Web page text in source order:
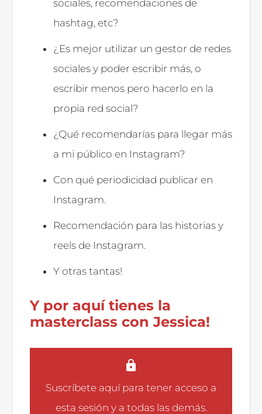
sociales, recomendaciones de
hashtag, etc?
¿Es mejor utilizar un gestor de redes
sociales y poder escribir más, o
escribir menos pero hacerlo en la
propia red social?
¿Qué recomendarías para llegar más
a mi público en Instagram?
Con qué periodicidad publicar en
Instagram.
Recomendación para las historias y
reels de Instagram.
Y otras tantas!
Y por aquí tienes la
masterclass con Jessica!
Suscríbete aquípara tener acceso a
esta sesión y a todas las demás.